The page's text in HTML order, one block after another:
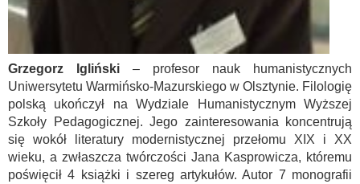
Grzegorz Igliński – profesor nauk humanistycznych
Uniwersytetu Warmińsko-Mazurskiego w Olsztynie. Filologię
polską ukończył na Wydziale Humanistycznym Wyższej
Szkoły Pedagogicznej. Jego zainteresowania koncentrują
się wokół literatury modernistycznej przełomu XIX i XX
wieku, a zwłaszcza twórczości Jana Kasprowicza, któremu
poświęcił 4 książki i szereg artykułów. Autor 7 monografii